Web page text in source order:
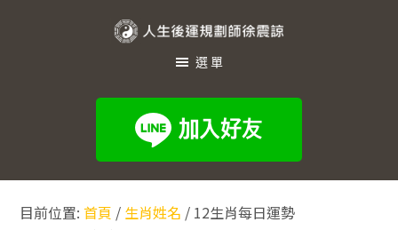
規
師
選單
目前位置:首頁 / 生肖姓名 / 12生肖每日運勢